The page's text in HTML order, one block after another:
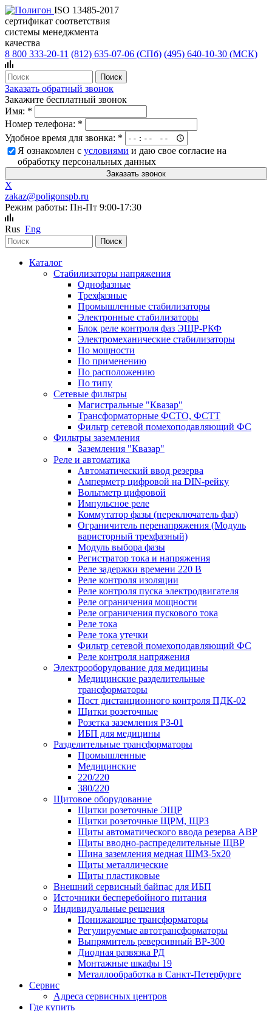
ISO 13485-2017
сертификат соответствия
системы менеджмента
качества
8 800 333-20-11 (812) 635-07-06 (СПб) (495) 640-10-30 (МСК)
Заказать обратный звонок
Закажите бесплатный звонок
Имя: *
Номер телефона: *
Удобное время для звонка: *
Я ознакомлен сусловиями и даю свое согласие на
обработку персональных данных
X
zakaz@poligonspb.ru
Режим работы: Пн-Пт 9:00-17:30
Rus Eng
Каталог
Стабилизаторы напряжения
Однофазные
Трехфазные
Промышленные стабилизаторы
Электронные стабилизаторы
Блок реле контроля фаз ЭЩР-РКФ
Электромеханические стабилизаторы
По мощности
По применению
По расположению
По типу
Сетевые фильтры
Магистральные "Квазар"
Трансформаторные ФСТО, ФСТТ
Фильтр сетевой помехоподавляющий ФС
Фильтры заземления
Заземления "Квазар"
Реле и автоматика
Автоматический ввод резерва
Амперметр цифровой на DIN-рейку
Вольтметр цифровой
Импульсное реле
Коммутатор фазы (переключатель фаз)
Ограничитель перенапряжения (Модуль
варисторный трехфазный)
Модуль выбора фазы
Регистратор тока и напряжения
Реле задержки времени 220 В
Реле контроля изоляции
Реле контроля пуска электродвигателя
Реле ограничения мощности
Реле ограничения пускового тока
Реле тока
Реле тока утечки
Фильтр сетевой помехоподавляющий ФС
Реле контроля напряжения
Электрооборудование для медицины
Медицинские разделительные
трансформаторы
Пост дистанционного контроля ПДК-02
Щитки розеточные
Розетка заземления РЗ-01
ИБП для медицины
Разделительные трансформаторы
Промышленные
Медицинские
220/220
380/220
Щитовое оборудование
Щитки розеточные ЭЩР
Щитки розеточные ЩРМ, ЩРЗ
Щиты автоматического ввода резерва АВР
Щиты вводно-распределительные ЩВР
Шина заземления медная ШМЗ-5х20
Щиты металлические
Щиты пластиковые
Внешний сервисный байпас для ИБП
Источники бесперебойного питания
Индивидуальные решения
Понижающие трансформаторы
Регулируемые автотрансформаторы
Выпрямитель реверсивный ВР-300
Диодная развязка РД
Монтажные шкафы 19
Металлообработка в Санкт-Петербурге
Сервис
Адреса сервисных центров
Где купить